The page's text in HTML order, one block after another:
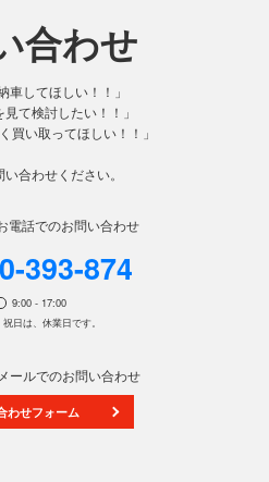
合わせ
車してほしい！！」
見て検討したい！！」
買い取ってほしい！！」
合わせください。
電話でのお問い合わせ
393-874
9:00 - 17:00
日は、休業日です。
メールでのお問い合わせ
わせフォーム